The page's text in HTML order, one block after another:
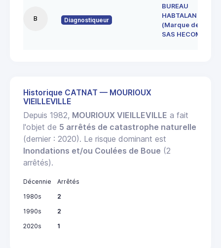
B Diagnostiqueur
BUREAU
HABTALAN
(Marque de la
SAS HECOME)
Historique CATNAT — MOURIOUX
VIEILLEVILLE
Depuis 1982, MOURIOUX VIEILLEVILLE a fait
l'objet de 5 arrêtés de catastrophe naturelle
(dernier : 2020). Le risque dominant est
Inondations et/ou Coulées de Boue (2
arrêtés).
Décennie
Arrêtés
1980s
2
1990s
2
2020s
1